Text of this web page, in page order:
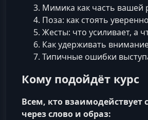
Мимика как часть вашей
Поза: как стоять уверенно
Жесты: что усиливает, а
Как удерживать
Типичные ошибки
Кому подойдёт курс
Всем, кто взаимодействует
через слово и образ: